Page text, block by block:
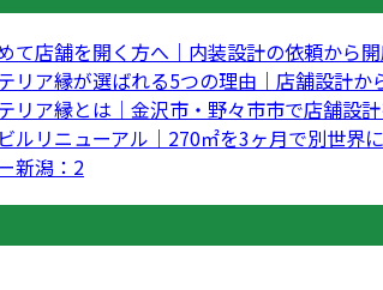
て店舗を開く方へ｜内装設計の依頼から
リア縁が選ばれる5つの理由｜店舗設計か
リア縁とは｜金沢市・野々市市で店舗設
ルリニューアル｜270㎡を3ヶ月で別世界
新潟：2